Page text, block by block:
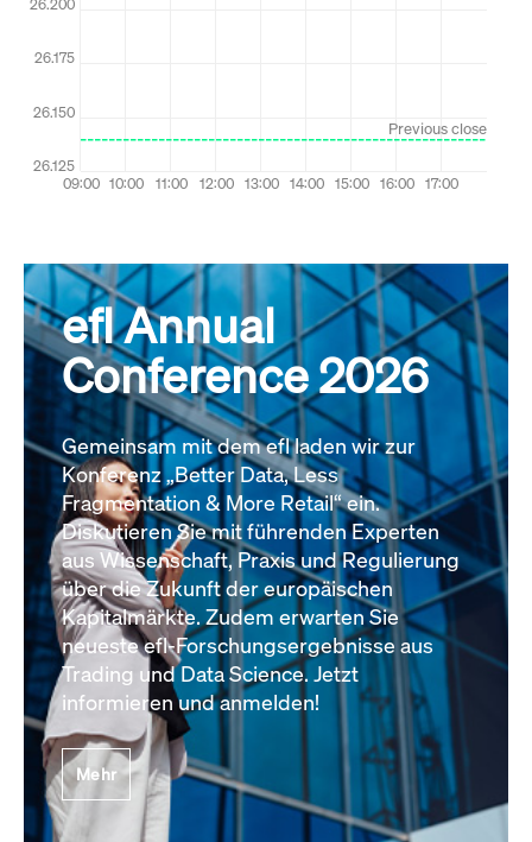
efl Annual
Conference 2026
Gemeinsam mit dem efl laden wir zur
Konferenz „Better Data, Less
Fragmentation & More Retail“ ein.
Diskutieren Sie mit führenden Experten
aus Wissenschaft, Praxis und Regulierung
über die Zukunft der europäischen
Kapitalmärkte. Zudem erwarten Sie
neueste efl-Forschungsergebnisse aus
Trading und Data Science. Jetzt
informieren und anmelden!
Mehr